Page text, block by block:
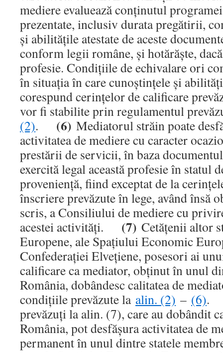
mediere evaluează conţinutul
prezentate, inclusiv durata pregătirii,
şi abilităţile atestate de aceste
conform legii române, şi hotărăşte,
profesie. Condiţiile de echivalare ori
în situaţia în care cunoştinţele şi
corespund cerinţelor de calificare
vor fi stabilite prin regulamentul
(2). (6) Mediatorul străin poate
activitatea de mediere cu caracter
prestării de servicii, în baza
exercită legal această profesie în statul
provenienţă, fiind exceptat de la
înscriere prevăzute în lege, având însă
scris, a Consiliului de mediere cu
acestei activităţi. (7) Cetăţenii altor
Europene, ale Spaţiului Economic
Confederaţiei Elveţiene, posesori ai
calificare ca mediator, obţinut în unul
România, dobândesc calitatea de
condiţiile prevăzute la alin. (2) – (6)
prevăzuţi la alin. (7), care au dobândit
România, pot desfăşura activitatea de
permanent în unul dintre statele